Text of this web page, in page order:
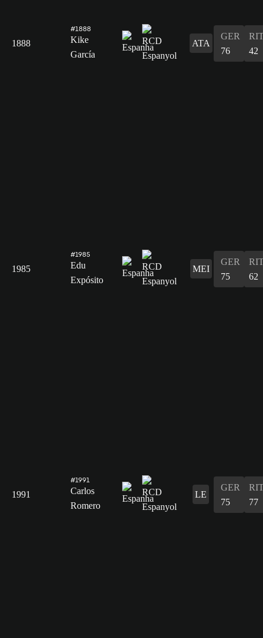
1888
#1888
Kike
García
ATA
GER
76
42
1985
#1985
Edu
Expósito
MEI
GER
75
62
1991
#1991
Carlos
Romero
LE
GER
75
77